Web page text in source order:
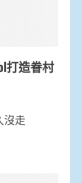
打造眷村
沒走